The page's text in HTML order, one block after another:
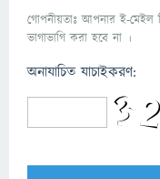
গোপনীয়তাঃ আপনার ই-মেইল
ভাগাভাগি করা হবে না ।
অনাযাচিত যাচাইকরণ: